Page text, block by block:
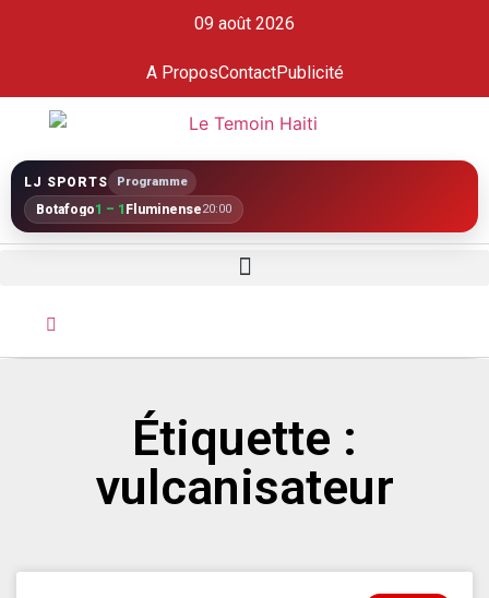
09 août 2026
A ProposContactPublicité
LJ SPORTS Programme
Botafogo1 – 1 Fluminense20:00
Étiquette :
vulcanisateur